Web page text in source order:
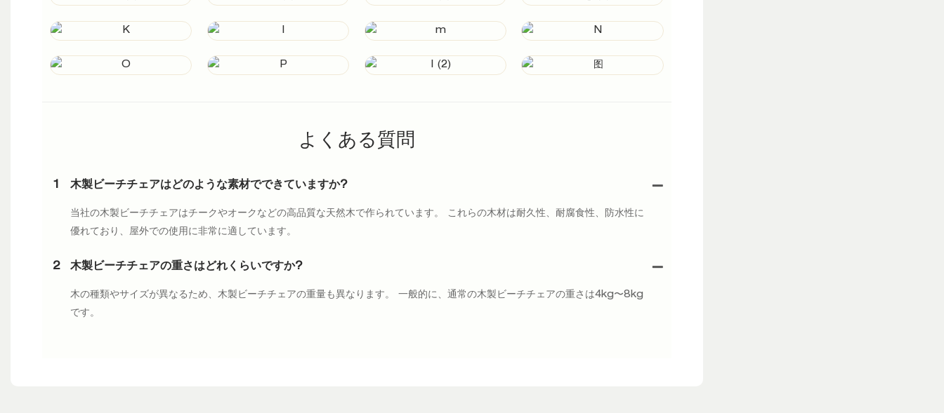
よくある質問
1 木製ビーチチェアはどのような素材でできていますか?
当社の木製ビーチチェアはチークやオークなどの高品質な天然木で作られています。 これらの木材は耐久性、耐腐食性、防水性に
優れており、屋外での使用に非常に適しています。
2 木製ビーチチェアの重さはどれくらいですか?
木の種類やサイズが異なるため、木製ビーチチェアの重量も異なります。 一般的に、通常の木製ビーチチェアの重さは4kg〜8kg
です。